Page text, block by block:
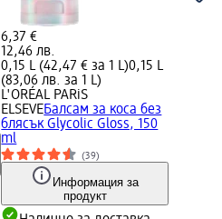
6,37 €
12,46 лв.
0,15 L (42,47 € за 1 L)0,15 L
(83,06 лв. за 1 L)
L'ORÉAL PARiS
ELSEVEБалсам за коса без
блясък Glycolic Gloss, 150
ml
(39)
Информация за
продукт